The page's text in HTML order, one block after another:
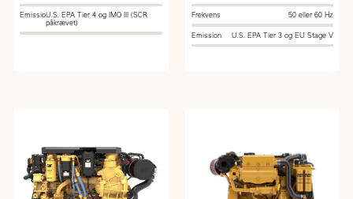
EmissionU.S. EPA Tier 4 og IMO III (SCR
påkrævet)
Frekvens 50 eller 60 Hz
Emission U.S. EPA Tier 3 og EU Stage V